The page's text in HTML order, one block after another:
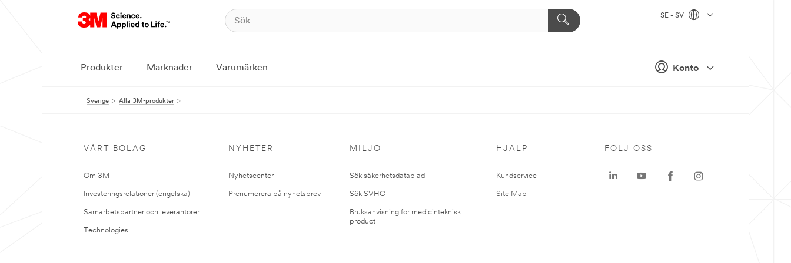
Konto
SE - SV
Produkter Marknader Varumärken
Sverige Alla 3M-produkter
VÅRT BOLAG
Om 3M
Investeringsrelationer (engelska)
Samarbetspartner och leverantörer
Technologies
NYHETER
Nyhetscenter
Prenumerera på nyhetsbrev
MILJÖ
Sök säkerhetsdatablad
Sök SVHC
Bruksanvisning för medicinteknisk
product
HJÄLP
Kundservice
Site Map
FÖLJ OSS